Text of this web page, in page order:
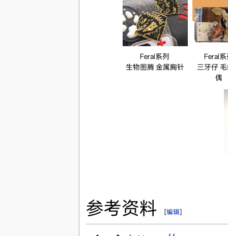
Feral系列
生物图腾 金属胸针
Feral
三牙仔
偶
参考资料 [编辑]